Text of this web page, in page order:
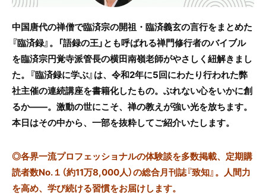
中国唐代の禅僧で臨済宗の開祖・臨済義玄の言行をまとめた
『臨済録』。「語録の王」とも呼ばれる禅門修行者のバイブル
を臨済宗円覚寺派管長の横田南嶺老師がやさしく紐解きまし
た。『臨済録に学ぶ』は、令和2年に5回にわたり行われた弊
社主催の連続講座を書籍化したもの。ぶれない心をいかに創
るか――。激動の世にこそ、禅の教えが強い光を放ちます。
本日はその中から、一部を抜粋してご紹介いたします。
◎各界一流プロフェッショナルの体験談を多数掲載、定期購
読者数No.１（約11万8,000人）の総合月刊誌『致知』。人間力
を高め、学び続ける習慣をお届けします。